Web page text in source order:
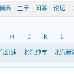
商 二手 问答 论坛
H J K L
幻速 北汽绅宝 北汽新